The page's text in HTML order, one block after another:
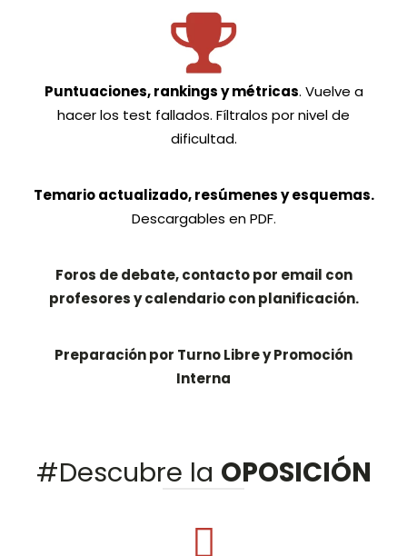
Puntuaciones, rankings y métricas. Vuelve a
hacer los test fallados. Fíltralos por nivel de
dificultad.
Temario actualizado, resúmenes y esquemas.
Descargables en PDF.
Foros de debate, contacto por email con
profesores y calendario con planificación.
Preparación por Turno Libre y Promoción
Interna
#Descubre la OPOSICIÓN